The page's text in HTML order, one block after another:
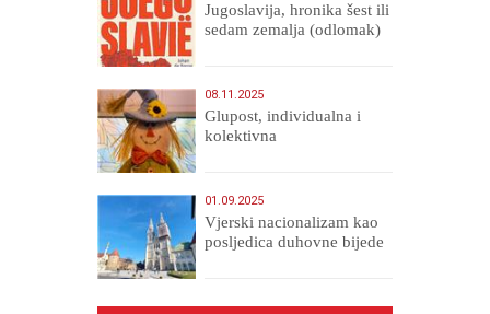
Jugoslavija, hronika šest ili
sedam zemalja (odlomak)
08.11.2025
Glupost, individualna i
kolektivna
01.09.2025
​Vjerski nacionalizam kao
posljedica duhovne bijede